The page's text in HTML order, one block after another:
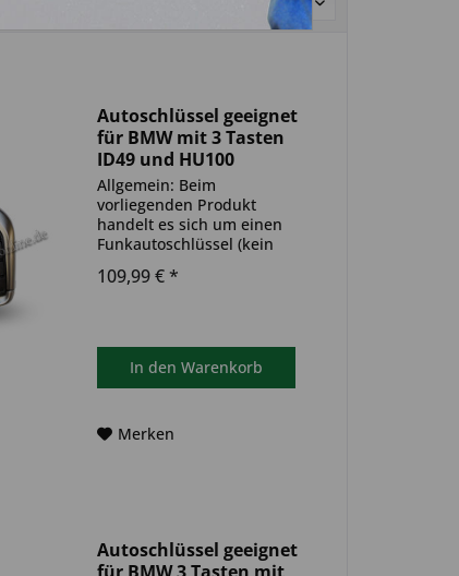
Autoschlüssel geeignet
für BMW mit 3 Tasten
ID49 und HU100
(Aftermarket Produkt)
Allgemein: Beim
vorliegenden Produkt
handelt es sich um einen
Funkautoschlüssel (kein
Wegfahrsperre
verbaut. Bitte achte darauf,
dass der Autoschlüssel
109,99 € *
In den Warenkorb
Merken
Autoschlüssel geeignet